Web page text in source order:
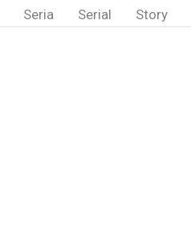
Seria Serial Story